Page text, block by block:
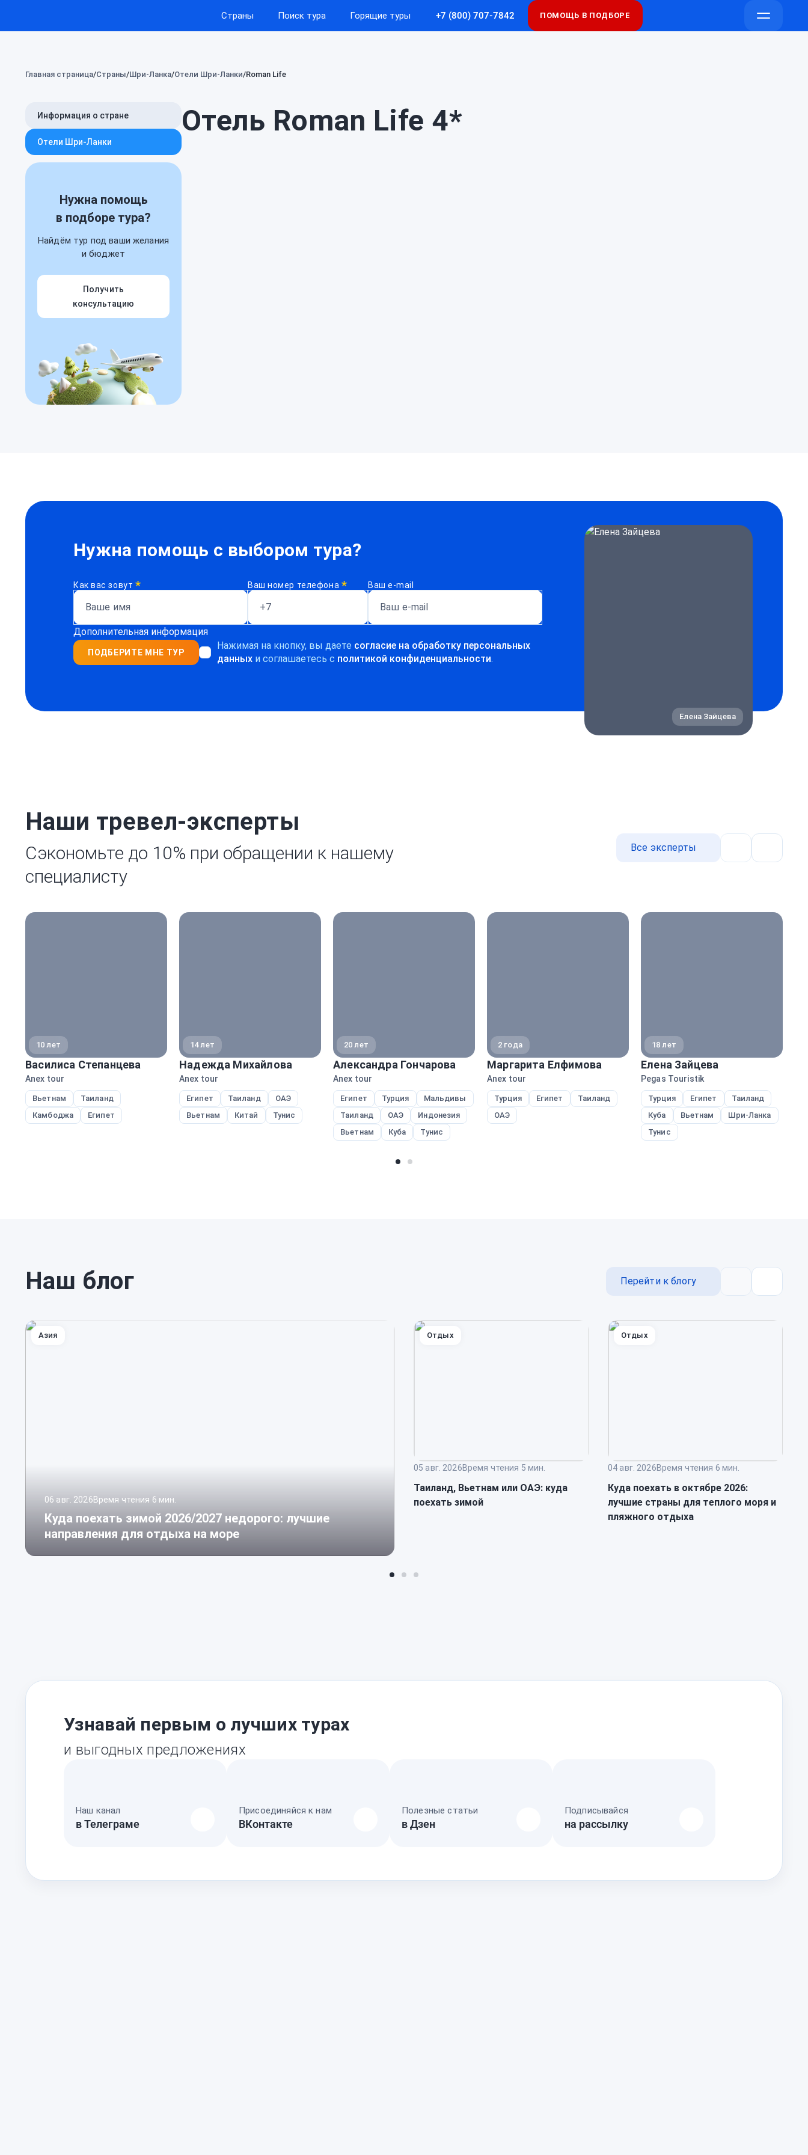
Страны Поиск тура Горящие туры +7 (800) 707-7842 ПОМОЩЬ В ПОДБОРЕ
Открыть
Главная страница Страны Шри-Ланка Отели Шри-Ланки Roman Life
Отель Roman Life 4*
Информация о стране
Отели Шри-Ланки
Нужна помощь
в подборе тура?
Найдём тур под ваши желания
и бюджет
Получить
консультацию
Нужна помощь с выбором тура?
Как вас зовут * Ваш номер телефона * Ваш e-mail
Дополнительная информация
ПОДБЕРИТЕ МНЕ ТУР
Нажимая на кнопку, вы даете согласие на обработку персональных
данныхи соглашаетесь c политикой конфиденциальности.
Елена Зайцева
Наши тревел-эксперты
Сэкономьте до 10% при обращении к нашему
специалисту
Все эксперты
10 лет
Василиса Степанцева
Anex tour
Вьетнам
Таиланд
Камбоджа
Египет
14 лет
Надежда Михайлова
Anex tour
Египет Таиланд
ОАЭ
Вьетнам
Китай Тунис
20 лет
Александра Гончарова
Anex tour
Египет Турция
Мальдивы
Таиланд
ОАЭ
Индонезия
Вьетнам
Куба Тунис
2 года
Маргарита Елфимова
Anex tour
Турция Египет
Таиланд
ОАЭ
18 лет
Елена Зайцева
Pegas Touristik
Турция Египет
Таиланд
Куба
Вьетнам
Шри-Ланка
Тунис
Наш блог Перейти к блогу
06 авг. 2026Время чтения 6 мин.
Куда поехать зимой 2026/2027 недорого: лучшие
направления для отдыха на море
Азия
05 авг. 2026Время чтения 5 мин.
Таиланд, Вьетнам или ОАЭ: куда
поехать зимой
Отдых
04 авг. 2026Время чтения 6 мин.
Куда поехать в октябре 2026:
лучшие страны для теплого моря и
пляжного отдыха
Отдых
Узнавай первым о лучших турах
и выгодных предложениях
Наш канал
в Телеграме
Присоединяйся к нам
ВКонтакте
Полезные статьи
в Дзен
Подписывайся
на рассылку